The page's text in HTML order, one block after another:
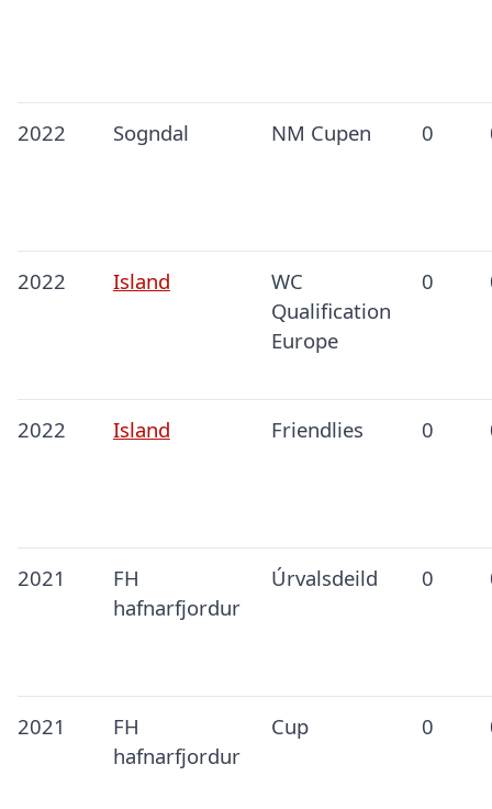
2022 Sogndal NM Cupen 0
2022 Island
WC
Qualification
Europe
0
2022 Island Friendlies 0
2021
FH
hafnarfjordur
Úrvalsdeild 0
2021
FH
hafnarfjordur
Cup 0